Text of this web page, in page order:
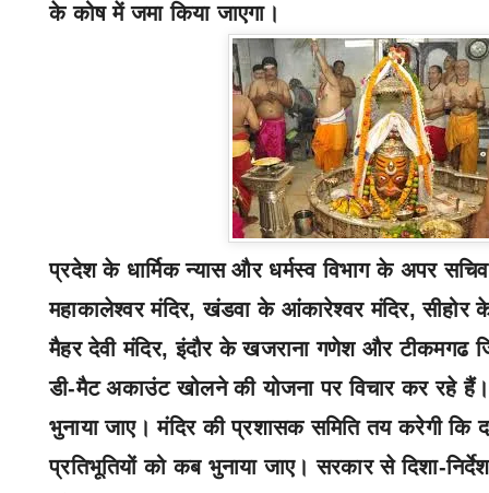
के कोष में जमा किया जाएगा।
प्रदेश के धार्मिक न्यास और धर्मस्व विभाग के अपर
महाकालेश्‍वर मंदिर,खंडवा के आंकारेश्‍वर मंदिर,सीहोर
मैहर देवी मंदिर,इंदौर के खजराना गणेश और टीकमगढ
डी-मैट अकाउंट खोलने की योजना पर विचार कर रहे
भुनाया जाए। मंदिर की प्रशासक समिति तय करेगी कि
प्रतिभूतियों को कब भुनाया जाए। सरकार से दिशा-